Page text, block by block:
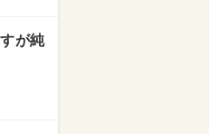
が純